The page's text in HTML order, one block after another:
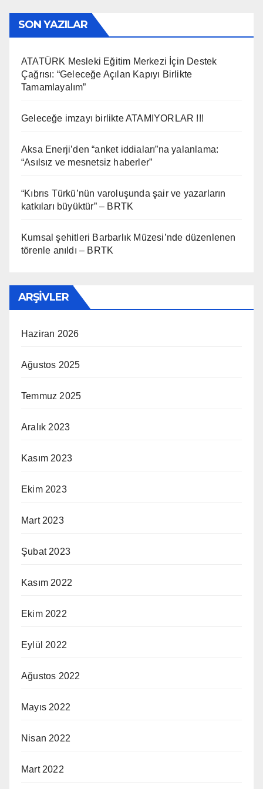
SON YAZILAR
ATATÜRK Mesleki Eğitim Merkezi İçin Destek
Çağrısı: “Geleceğe Açılan Kapıyı Birlikte
Tamamlayalım”
Geleceğe imzayı birlikte ATAMIYORLAR !!!
Aksa Enerji’den “anket iddiaları”na yalanlama:
“Asılsız ve mesnetsiz haberler”
“Kıbrıs Türkü’nün varoluşunda şair ve yazarların
katkıları büyüktür” – BRTK
Kumsal şehitleri Barbarlık Müzesi’nde düzenlenen
törenle anıldı – BRTK
ARŞIVLER
Haziran 2026
Ağustos 2025
Temmuz 2025
Aralık 2023
Kasım 2023
Ekim 2023
Mart 2023
Şubat 2023
Kasım 2022
Ekim 2022
Eylül 2022
Ağustos 2022
Mayıs 2022
Nisan 2022
Mart 2022